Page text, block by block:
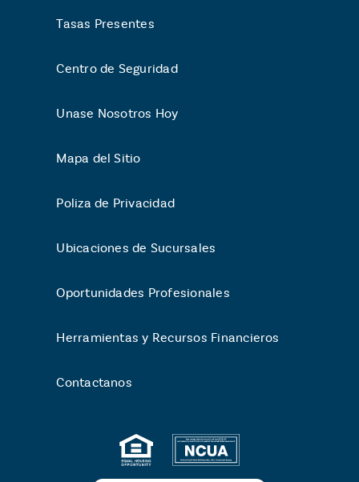
Tasas Presentes
Centro de Seguridad
Unase Nosotros Hoy
Mapa del Sitio
Poliza de Privacidad
Ubicaciones de Sucursales
Oportunidades Profesionales
Herramientas y Recursos Financieros
Contactanos